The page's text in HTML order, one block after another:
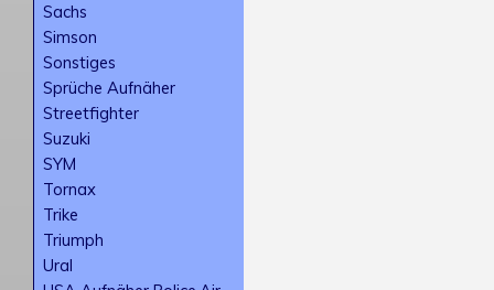
Sachs
Simson
Sonstiges
Sprüche Aufnäher
Streetfighter
Suzuki
SYM
Tornax
Trike
Triumph
Ural